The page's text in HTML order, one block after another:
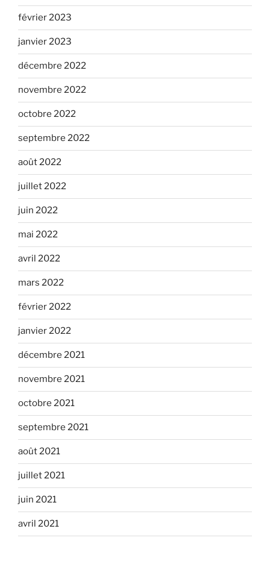
février 2023
janvier 2023
décembre 2022
novembre 2022
octobre 2022
septembre 2022
août 2022
juillet 2022
juin 2022
mai 2022
avril 2022
mars 2022
février 2022
janvier 2022
décembre 2021
novembre 2021
octobre 2021
septembre 2021
août 2021
juillet 2021
juin 2021
avril 2021